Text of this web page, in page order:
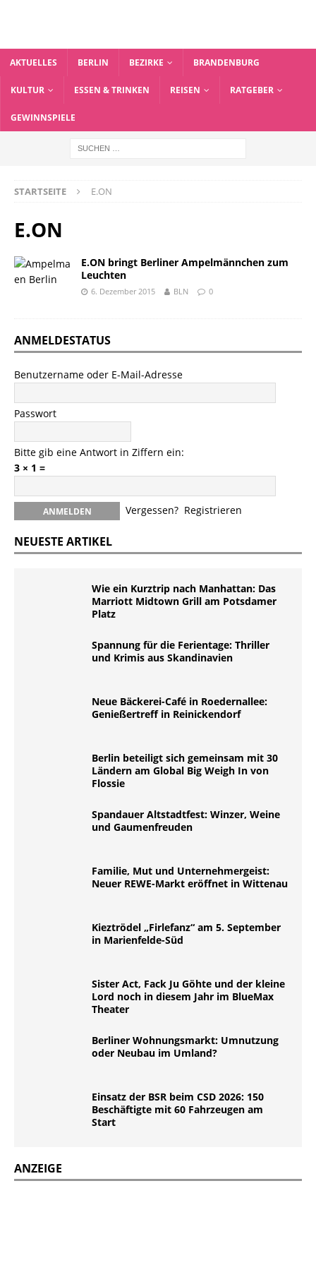
AKTUELLES BERLIN BEZIRKE BRANDENBURG
KULTUR ESSEN & TRINKEN REISEN RATGEBER
GEWINNSPIELE
STARTSEITE E.ON
E.ON
E.ON bringt Berliner Ampelmännchen zum
Leuchten
6. Dezember 2015 BLN 0
ANMELDESTATUS
Benutzername oder E-Mail-Adresse
Passwort
Bitte gib eine Antwort in Ziffern ein:
3 × 1 =
Vergessen? Registrieren
NEUESTE ARTIKEL
Wie ein Kurztrip nach Manhattan: Das
Marriott Midtown Grill am Potsdamer
Platz
Spannung für die Ferientage: Thriller
und Krimis aus Skandinavien
Neue Bäckerei-Café in Roedernallee:
Genießertreff in Reinickendorf
Berlin beteiligt sich gemeinsam mit 30
Ländern am Global Big Weigh In von
Flossie
Spandauer Altstadtfest: Winzer, Weine
und Gaumenfreuden
Familie, Mut und Unternehmergeist:
Neuer REWE-Markt eröffnet in Wittenau
Kieztrödel „Firlefanz“ am 5. September
in Marienfelde-Süd
Sister Act, Fack Ju Göhte und der kleine
Lord noch in diesem Jahr im BlueMax
Theater
Berliner Wohnungsmarkt: Umnutzung
oder Neubau im Umland?
Einsatz der BSR beim CSD 2026: 150
Beschäftigte mit 60 Fahrzeugen am
Start
ANZEIGE